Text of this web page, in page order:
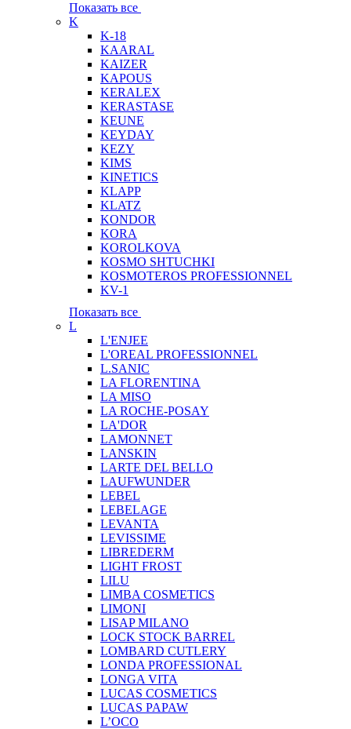
Показать все
K
K-18
KAARAL
KAIZER
KAPOUS
KERALEX
KERASTASE
KEUNE
KEYDAY
KEZY
KIMS
KINETICS
KLAPP
KLATZ
KONDOR
KORA
KOROLKOVA
KOSMO SHTUCHKI
KOSMOTEROS PROFESSIONNEL
KV-1
Показать все
L
L'ENJEE
L'OREAL PROFESSIONNEL
L.SANIC
LA FLORENTINA
LA MISO
LA ROCHE-POSAY
LA'DOR
LAMONNET
LANSKIN
LARTE DEL BELLO
LAUFWUNDER
LEBEL
LEBELAGE
LEVANTA
LEVISSIME
LIBREDERM
LIGHT FROST
LILU
LIMBA COSMETICS
LIMONI
LISAP MILANO
LOCK STOCK BARREL
LOMBARD CUTLERY
LONDA PROFESSIONAL
LONGA VITA
LUCAS COSMETICS
LUCAS PAPAW
L’OCO